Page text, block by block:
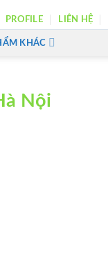
PROFILE LIÊN HỆ
KHÁC
Nội